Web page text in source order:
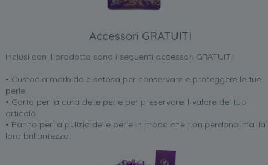
Accessori GRATUITI
Inclusi con il prodotto sono i seguenti accessori GRATUITI:
• Custodia morbida e setosa per conservare e proteggere le tue
perle
• Carta per la cura delle perle per preservare il valore del tuo
articolo
• Panno per la pulizia delle perle in modo che non perdono mai la
loro brillantezza.